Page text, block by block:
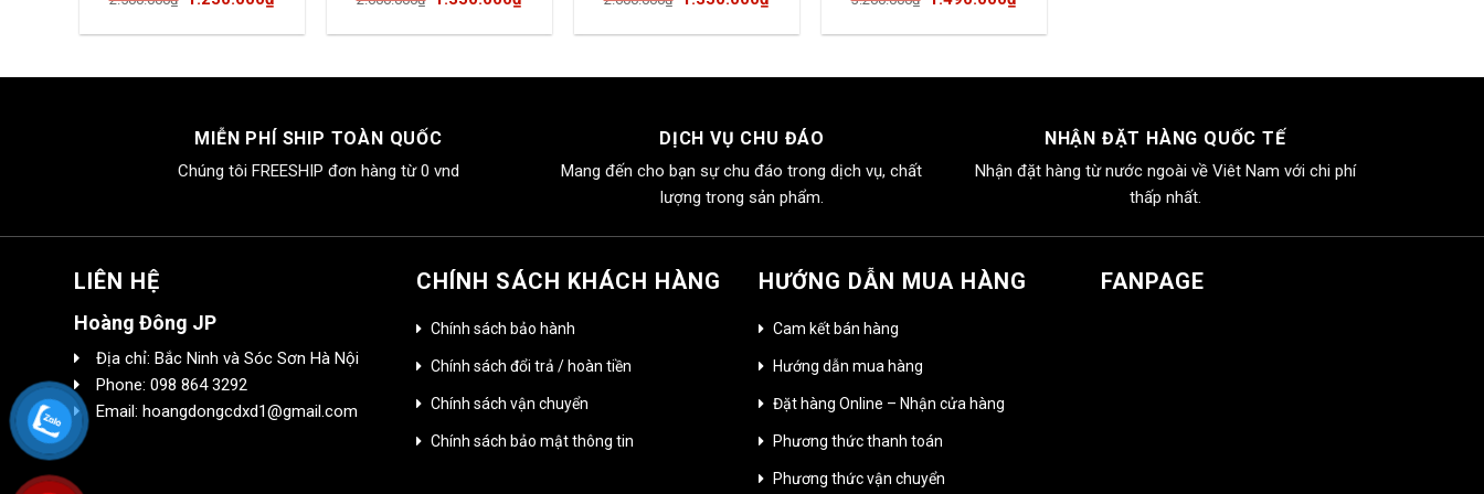
2.500.000₫.là:
2.600.000₫.là:
2.600.000₫.là:
3.200.000₫.là:
là:
MIỄN PHÍ SHIP TOÀN QUỐC
Chúng tôi FREESHIP đơn hàng từ 0 vnd
DỊCH VỤ CHU ĐÁO
Mang đến cho bạn sự chu đáo trong dịch vụ, chất
lượng trong sản phẩm.
NHẬN ĐẶT HÀNG QUỐC TẾ
Nhận đặt hàng từ nước ngoài về Viêt Nam với chi phí
thấp nhất.
LIÊN HỆ
Hoàng Đông JP
Địa chỉ: Bắc Ninh và Sóc Sơn Hà Nội
Phone: 098 864 3292
Email: hoangdongcdxd1@gmail.com
CHÍNH SÁCH KHÁCH HÀNG
Chính sách bảo hành
Chính sách đổi trả / hoàn tiền
Chính sách vận chuyển
Chính sách bảo mật thông tin
HƯỚNG DẪN MUA HÀNG
Cam kết bán hàng
Hướng dẫn mua hàng
Đặt hàng Online – Nhận cửa hàng
Phương thức thanh toán
Phương thức vận chuyển
FANPAGE